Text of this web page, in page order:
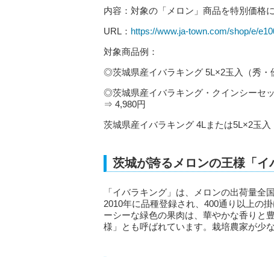
内容：対象の「メロン」商品を特別価格
URL： https://www.ja-town.com/shop/e/
対象商品例：
◎茨城県産イバラキング 5L×2玉入（秀
◎茨城県産イバラキング・クインシーセ
⇒ 4,980円
茨城県産イバラキング 4Lまたは5L×2玉
茨城が誇るメロンの王様「イ
「イバラキング」は、メロンの出荷量全
2010年に品種登録され、400通り以上の
ーシーな緑色の果肉は、華やかな香りと
様」とも呼ばれています。栽培農家が少